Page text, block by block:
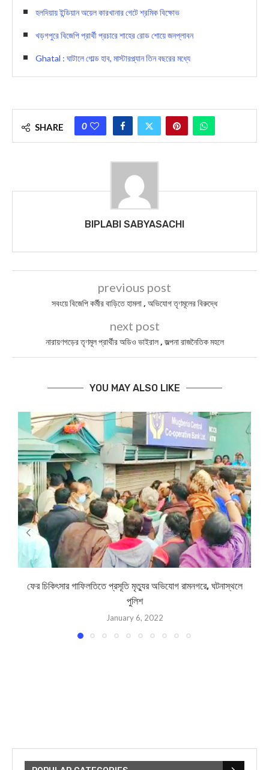
হলদিয়ায় ইন্ডিয়ান অয়েল কারখানার গেটে শ্রমিক বিক্ষোভ
খড়গপুরে বিজেপি প্রার্থী প্রচারে শাহের রোড শোয়ে জনপ্লাবন
Ghatal : ঘাটালে গোল্ড হাব, মাস্টারপ্ল্যান তিন বছরের মধ্যে
SHARE 0
BIPLABI SABYASACHI
previous post
সবংয়ে বিজেপি কর্মীর বাড়িতে হামলা , অভিযোগ তৃণমূলের বিরুদ্ধে
next post
নারায়ণগড়ের তৃণমূল প্রার্থীর অডিও ভাইরাল , জল্পনা রাজনৈতিক মহলে
YOU MAY ALSO LIKE
ফের চিকিৎসার গাফিলতিতে প্রসূতি মৃত্যুর অভিযোগ রামনগরে, ঘটনাস্থলে
পুলিশ
January 6, 2022